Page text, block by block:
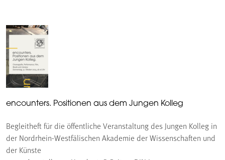
encounters. Positionen aus dem Jungen Kolleg
Begleitheft für die öffentliche Veranstaltung des Jungen Kolleg in
der Nordrhein-Westfälischen Akademie der Wissenschaften und
der Künste